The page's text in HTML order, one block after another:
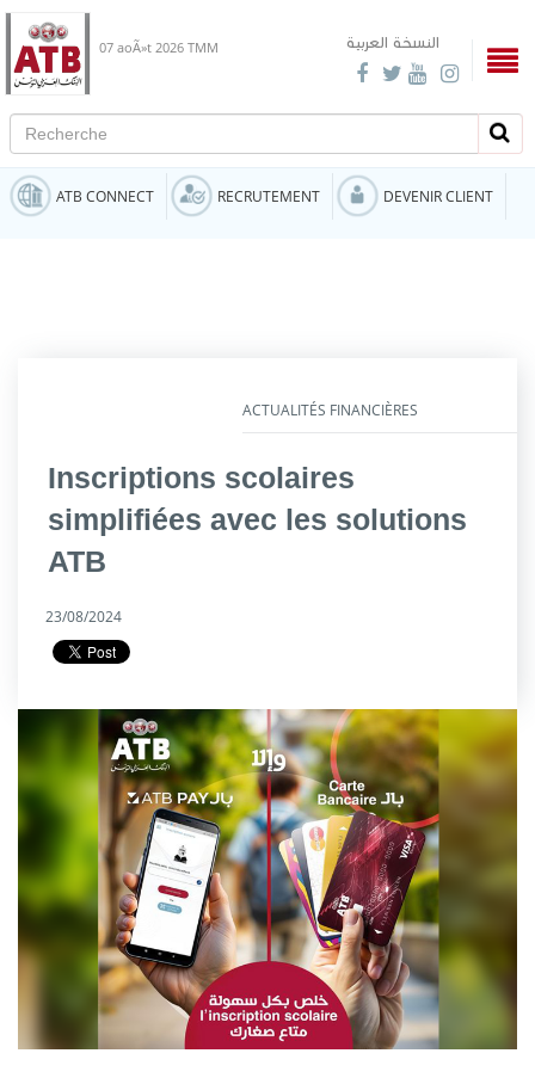
النسخة العربية 07 aoÃ»t 2026 TMM
Recherche
ATB CONNECT RECRUTEMENT DEVENIR CLIENT
ACTUALITÉS FINANCIÈRES
Inscriptions scolaires
simplifiées avec les solutions
ATB
23/08/2024